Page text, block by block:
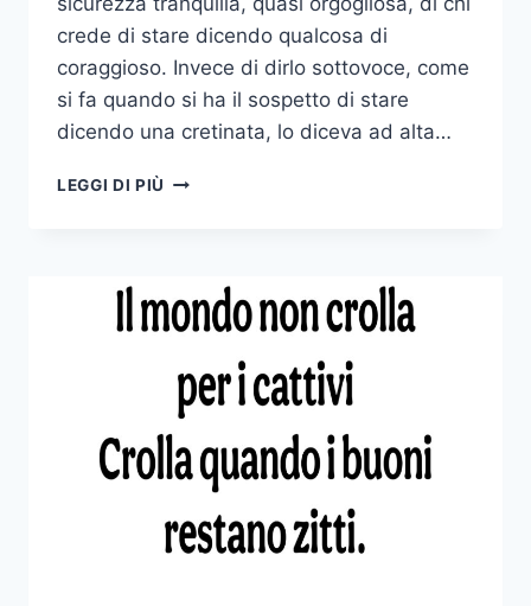
crede di stare dicendo qualcosa di
coraggioso. Invece di dirlo sottovoce, come
si fa quando si ha il sospetto di stare
dicendo una cretinata, lo diceva ad alta…
LEGGI DI PIÙ “IO
APRILE”
—
ALTRI
CAPOLAVORI
ARROGANTE